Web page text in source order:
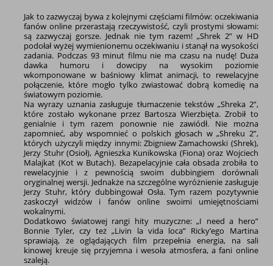
Jak to zazwyczaj bywa z kolejnymi częściami filmów: oczekiwania
fanów online przerastają rzeczywistość, czyli prostymi słowami:
są zazwyczaj gorsze. Jednak nie tym razem! „Shrek 2” w HD
podołał wyżej wymienionemu oczekiwaniu i stanął na wysokości
zadania. Podczas 93 minut filmu nie ma czasu na nudę! Duża
dawka humoru i dowcipy na wysokim poziomie
wkomponowane w baśniowy klimat animacji, to rewelacyjne
połączenie, które mogło tylko zwiastować dobrą komedię na
światowym poziomie.
Na wyrazy uznania zasługuje tłumaczenie tekstów „Shreka 2”,
które zostało wykonane przez Bartosza Wierzbięta. Zrobił to
genialnie i tym razem ponownie nie zawiódł. Nie można
zapomnieć, aby wspomnieć o polskich głosach w „Shreku 2”,
których użyczyli między innymi: Zbigniew Zamachowski (Shrek),
Jerzy Stuhr (Osioł), Agnieszka Kunikowska (Fiona) oraz Wojciech
Malajkat (Kot w Butach). Bezapelacyjnie cała obsada zrobiła to
rewelacyjnie i z pewnością swoim dubbingiem dorównali
oryginalnej wersji. Jednakże na szczególne wyróżnienie zasługuje
Jerzy Stuhr, który dubbingował Osła. Tym razem pozytywnie
zaskoczył widzów i fanów online swoimi umiejętnościami
wokalnymi.
Dodatkowo światowej rangi hity muzyczne: „I need a hero”
Bonnie Tyler, czy też „Livin la vida loca” Ricky’ego Martina
sprawiają, że oglądających film przepełnia energia, na sali
kinowej kreuje się przyjemna i wesoła atmosfera, a fani online
szaleją.